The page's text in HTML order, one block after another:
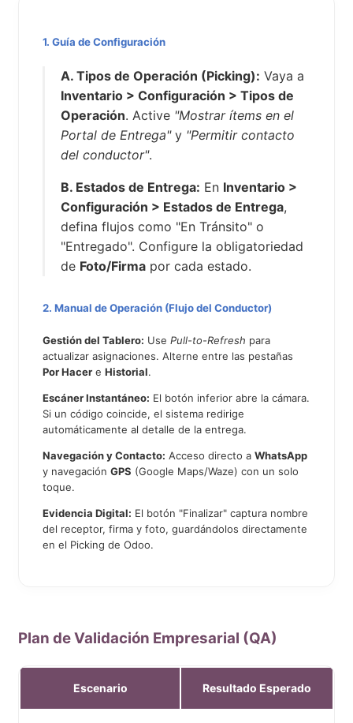
1. Guía de Configuración
A. Tipos de Operación (Picking): Vaya a
Inventario > Configuración > Tipos de
Operación. Active "Mostrar ítems en el
Portal de Entrega"y "Permitir contacto
del conductor".
B. Estados de Entrega: En Inventario >
Configuración > Estados de Entrega,
defina flujos como "En Tránsito" o
"Entregado". Configure la obligatoriedad
de Foto/Firma por cada estado.
2. Manual de Operación (Flujo del Conductor)
Gestión del Tablero: Use Pull-to-Refresh para
actualizar asignaciones. Alterne entre las pestañas
Por Hacer e Historial.
Escáner Instantáneo: El botón inferior abre la cámara.
Si un código coincide, el sistema redirige
automáticamente al detalle de la entrega.
Navegación y Contacto: Acceso directo a WhatsApp
y navegación GPS (Google Maps/Waze) con un solo
toque.
Evidencia Digital: El botón "Finalizar" captura nombre
del receptor, firma y foto, guardándolos directamente
en el Picking de Odoo.
Plan de Validación Empresarial (QA)
Escenario Resultado Esperado